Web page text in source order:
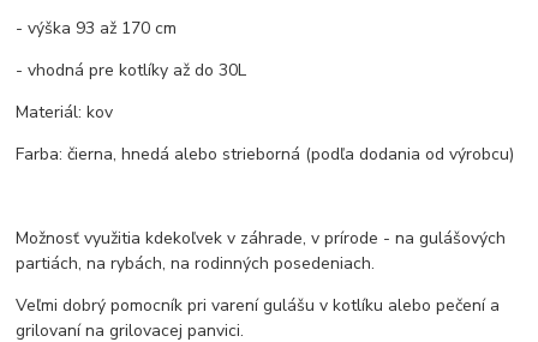
- výška 93 až 170 cm
- vhodná pre kotlíky až do 30L
Materiál: kov
Farba: čierna, hnedá alebo strieborná (podľa dodania od výrobcu)
Možnosť využitia kdekoľvek v záhrade, v prírode - na gulášových
partiách, na rybách, na rodinných posedeniach.
Veľmi dobrý pomocník pri varení gulášu v kotlíku alebo pečení a
grilovaní na grilovacej panvici.